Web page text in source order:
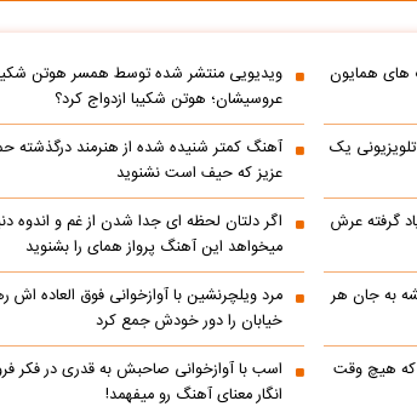
همایون
ویدیویی منتشر شده توسط همسر هوتن
عروسیشان؛ هوتن شکیبا ازدواج کرد؟
یک
آهنگ کمتر شنیده شده از هنرمند درگذشته
عزیز که حیف است نشنوید
گرفته عرش
اگر دلتان لحظه ای جدا شدن از غم و اندوه
میخواهد این آهنگ پرواز همای را بشنوید
به جان هر
مرد ویلچرنشین با آوازخوانی فوق العاده اش
خیابان را دور خودش جمع کرد
که هیچ وقت
اسب با آوازخوانی صاحبش به قدری در فکر
انگار معنای آهنگ رو میفهمد!